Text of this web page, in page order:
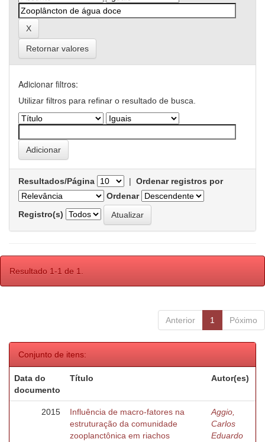
Retornar valores
Adicionar filtros:
Utilizar filtros para refinar o resultado de busca.
Resultados/Página | Ordenar registros por
Ordenar
Registro(s)
Resultado 1-1 de 1.
Anterior 1 Póximo
Conjunto de itens:
Data do
documento
Título Autor(es)
2015
Influência de macro-fatores na
estruturação da comunidade
zooplanctônica em riachos
Aggio,
Carlos
Eduardo